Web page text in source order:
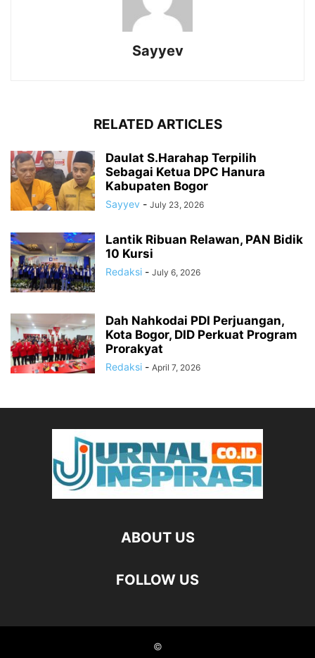
Sayyev
RELATED ARTICLES
Daulat S.Harahap Terpilih
Sebagai Ketua DPC Hanura
Kabupaten Bogor
Sayyev - July 23, 2026
Lantik Ribuan Relawan, PAN Bidik
10 Kursi
Redaksi - July 6, 2026
Dah Nahkodai PDI Perjuangan,
Kota Bogor, DID Perkuat Program
Prorakyat
Redaksi - April 7, 2026
ABOUT US
FOLLOW US
©